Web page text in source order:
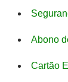
Abono
Cartão